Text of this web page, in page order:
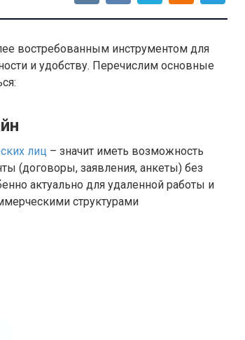
востребованным инструментом для
и удобству. Перечислим основные
лиц – значит иметь возможность
(договоры, заявления, анкеты) без
актуально для удаленной работы и
структурами